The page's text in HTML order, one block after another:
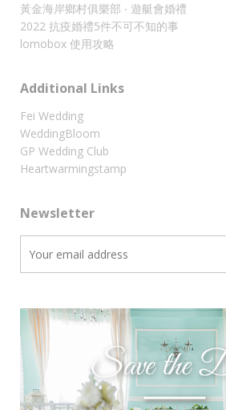
黃金海岸鄉村俱樂部 ‧ 遊艇會婚禮
2022 抗疫婚禮5件不可不知的事
lomobox 使用攻略
Additional Links
Fei Wedding
WeddingBloom
GP Wedding Club
Heartwarmingstamp
Newsletter